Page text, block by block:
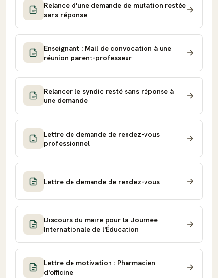
Relance d'une demande de mutation restée
sans réponse
Enseignant : Mail de convocation à une
réunion parent-professeur
Relancer le syndic resté sans réponse à
une demande
Lettre de demande de rendez-vous
professionnel
Lettre de demande de rendez-vous
Discours du maire pour la Journée
Internationale de l'Éducation
Lettre de motivation : Pharmacien
d'officine